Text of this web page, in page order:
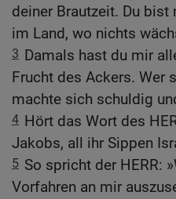
deiner Brautzeit. Du
im Land, wo nichts
3 Damals hast du mir
Frucht des Ackers. Wer
machte sich schuldig
4 Hört das Wort des
Jakobs, all ihr Sippen
5 So spricht der HERR:
Vorfahren an mir